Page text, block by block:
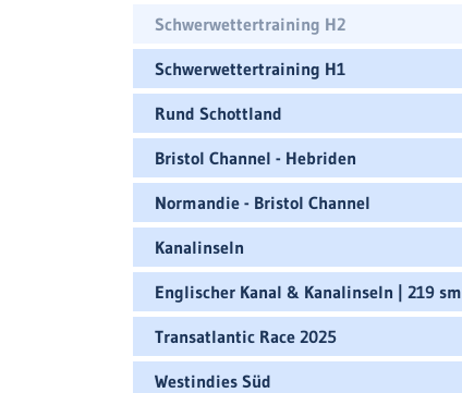
Schwerwettertraining H2
Schwerwettertraining H1
Rund Schottland
Bristol Channel - Hebriden
Normandie - Bristol Channel
Kanalinseln
Englischer Kanal & Kanalinseln | 219 sm
Transatlantic Race 2025
Westindies Süd